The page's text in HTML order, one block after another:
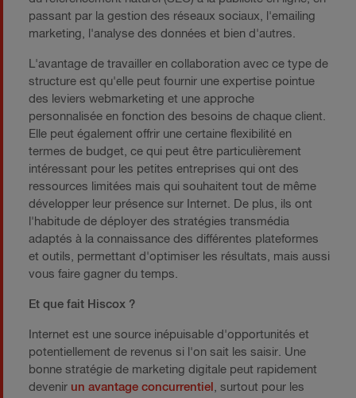
passant par la gestion des réseaux sociaux, l'emailing
marketing, l'analyse des données et bien d'autres.
L'avantage de travailler en collaboration avec ce type de
structure est qu'elle peut fournir une expertise pointue
des leviers webmarketing et une approche
personnalisée en fonction des besoins de chaque client.
Elle peut également offrir une certaine flexibilité en
termes de budget, ce qui peut être particulièrement
intéressant pour les petites entreprises qui ont des
ressources limitées mais qui souhaitent tout de même
développer leur présence sur Internet. De plus, ils ont
l'habitude de déployer des stratégies transmédia
adaptés à la connaissance des différentes plateformes
et outils, permettant d'optimiser les résultats, mais aussi
vous faire gagner du temps.
Et que fait Hiscox ?
Internet est une source inépuisable d'opportunités et
potentiellement de revenus si l'on sait les saisir. Une
bonne stratégie de marketing digitale peut rapidement
devenir un avantage concurrentiel , surtout pour les